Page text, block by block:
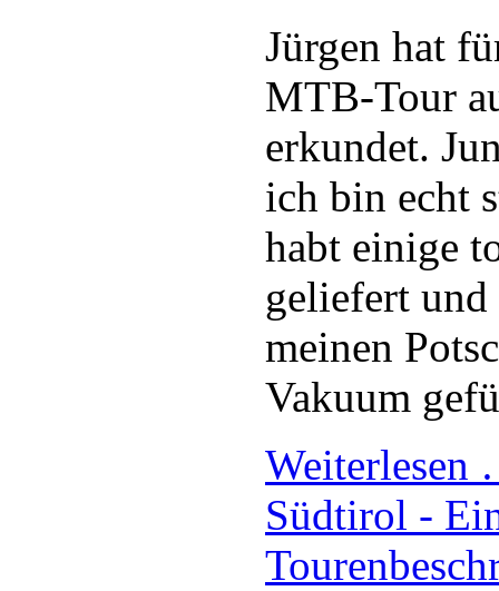
Jürgen hat
MTB-Tour
erkundet.
ich bin echt
habt einige
geliefert und
meinen
Vakuum
Südtirol -